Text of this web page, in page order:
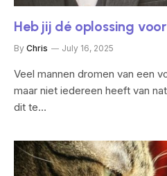
Heb jij dé oplossing
By Chris July 16, 2025
Veel mannen dromen van een
maar niet iedereen heeft van
dit te…